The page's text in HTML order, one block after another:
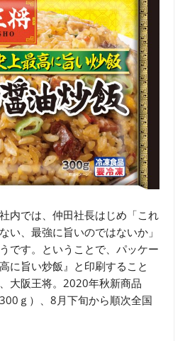
内では、仲田社長はじめ「これ
い、最強に旨いのではないか」
です。ということで、パッケー
に旨い炒飯』と印刷すること
大阪王将。2020年秋新商品
ｇ）、8月下旬から順次全国